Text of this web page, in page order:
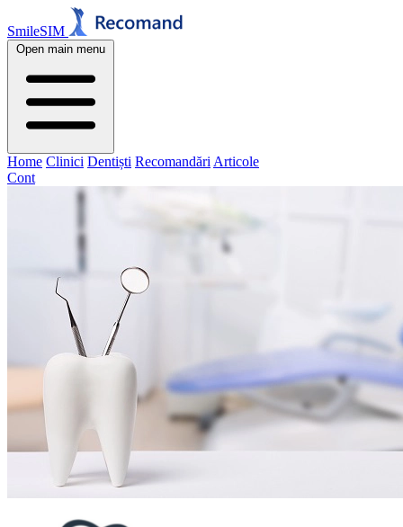
SmileSIM
Open main menu
Home Clinici Dentiști Recomandări Articole
Cont